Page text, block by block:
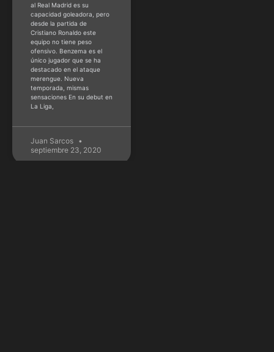
al Real Madrid es su
capacidad goleadora, pero
desde la partida de
Cristiano Ronaldo este
equipo no tiene peso
ofensivo. Benzema es el
único jugador que se ha
destacado en el ataque
merengue. Nueva
temporada, mismas
sensaciones En su debut en
La Liga,
Juan Sarcos
septiembre 23, 2020